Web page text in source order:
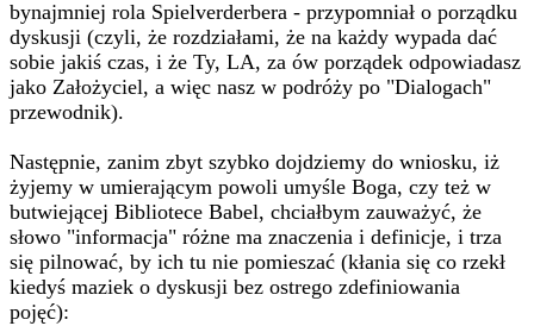
bynajmniej rola Spielverderbera - przypomniał o porządku
dyskusji (czyli, że rozdziałami, że na każdy wypada dać
sobie jakiś czas, i że Ty, LA, za ów porządek odpowiadasz
jako Założyciel, a więc nasz w podróży po "Dialogach"
przewodnik).
Następnie, zanim zbyt szybko dojdziemy do wniosku, iż
żyjemy w umierającym powoli umyśle Boga, czy też w
butwiejącej Bibliotece Babel, chciałbym zauważyć, że
słowo "informacja" różne ma znaczenia i definicje, i trza
się pilnować, by ich tu nie pomieszać (kłania się co rzekł
kiedyś maziek o dyskusji bez ostrego zdefiniowania
pojęć):